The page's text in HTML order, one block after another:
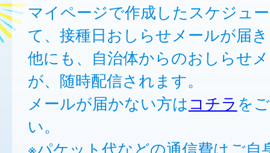
マイページで作成したスケジュ
て、接種日おしらせメールが届
他にも、自治体からのおしらせ
が、随時配信されます。
メールが届かない方はコチラ を
い。
※パケット代などの通信費はご自